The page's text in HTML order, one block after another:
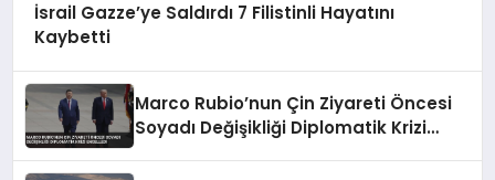
İsrail Gazze’ye Saldırdı 7 Filistinli Hayatını
Kaybetti
Marco Rubio’nun Çin Ziyareti Öncesi
Soyadı Değişikliği Diplomatik Krizi